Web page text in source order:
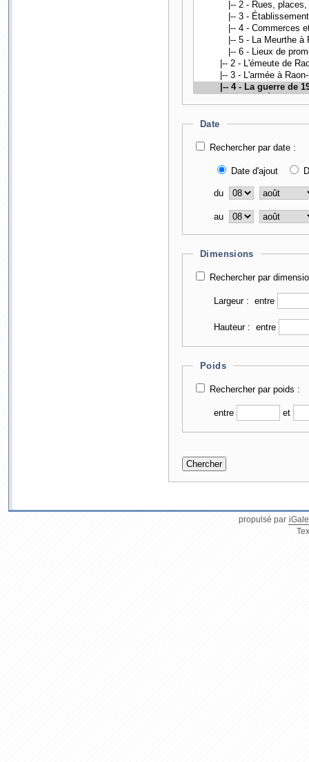
Date
Rechercher par date :
Date d'ajout
du
au
Dimensions
Rechercher par
Largeur : entre
Hauteur : entre
Poids
Rechercher par poids :
entre et
propulsé par